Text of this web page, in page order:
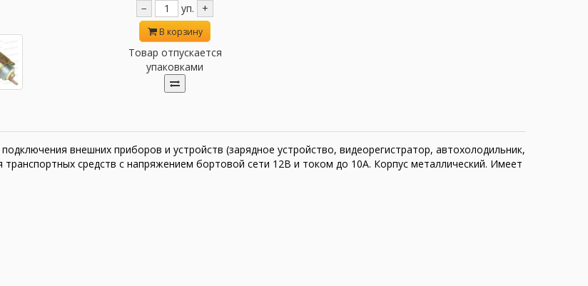
−
уп. +
В корзину
Товар отпускается
упаковками
внешних приборов и устройств (зарядное устройство, видеорегистратор, автохолодильник,
средств с напряжением бортовой сети 12В и током до 10А. Корпус металлический. Имеет